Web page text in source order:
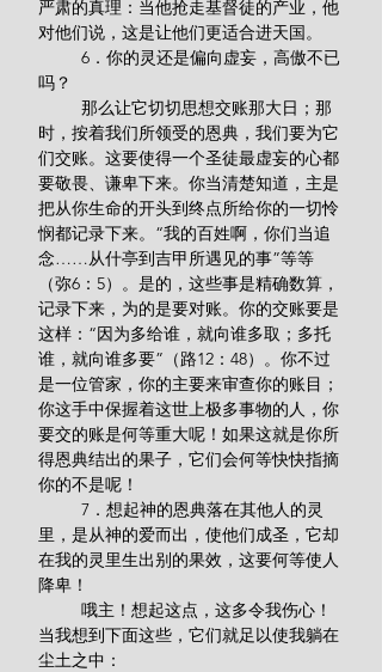
严肃的真理：当他抢走基督徒的产业，他
对他们说，这是让他们更适合进天国。
吗？
时，按着我们所领受的恩典，我们要为它
们交账。这要使得一个圣徒最虚妄的心都
要敬畏、谦卑下来。你当清楚知道，主是
把从你生命的开头到终点所给你的一切怜
悯都记录下来。“我的百姓啊，你们当追
念……从什亭到吉甲所遇见的事”等等
（弥6：5）。是的，这些事是精确数算，
记录下来，为的是要对账。你的交账要是
这样：“因为多给谁，就向谁多取；多托
谁，就向谁多要”（路12：48）。你不过
是一位管家，你的主要来审查你的账目；
你这手中保握着这世上极多事物的人，你
要交的账是何等重大呢！如果这就是你所
得恩典结出的果子，它们会何等快快指摘
你的不是呢！
里，是从神的爱而出，使他们成圣，它却
在我的灵里生出别的果效，这要何等使人
降卑！
当我想到下面这些，它们就足以使我躺在
尘土之中：